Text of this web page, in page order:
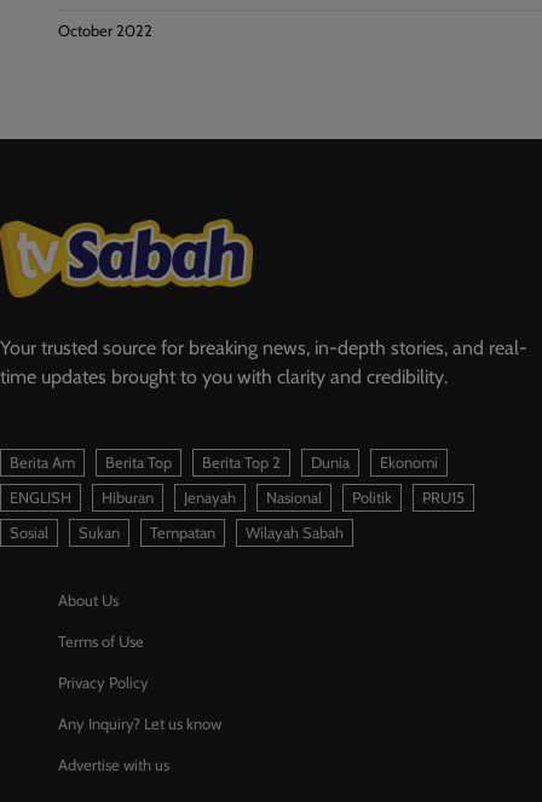
October 2022
Your trusted source for breaking news, in-depth stories, and real-
time updates brought to you with clarity and credibility.
Berita Am Berita Top Berita Top 2 Dunia
Ekonomi
ENGLISH
Hiburan Jenayah Nasional Politik
PRU15
Sosial
Sukan Tempatan Wilayah Sabah
About Us
Terms of Use
Privacy Policy
Any Inquiry? Let us know
Advertise with us